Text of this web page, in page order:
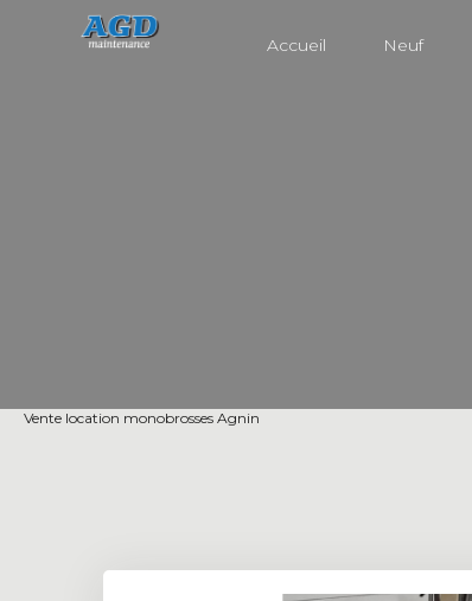
Accueil Neuf
Vente location monobrosses Agnin